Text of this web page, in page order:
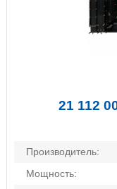
Производитель:
Мощность:
21 112